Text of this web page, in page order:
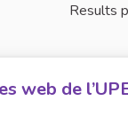
Results
web de